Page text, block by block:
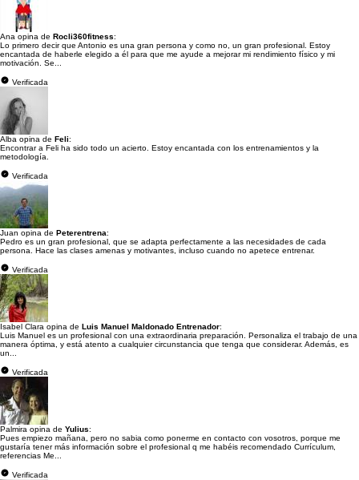
Ana opina de Rocli360fitness:
Lo primero decir que Antonio es una gran persona y como no, un gran profesional. Estoy
encantada de haberle elegido a él para que me ayude a mejorar mi rendimiento físico y mi
motivación. Se...
Verificada
Alba opina de Feli:
Encontrar a Feli ha sido todo un acierto. Estoy encantada con los entrenamientos y la
metodología.
Verificada
Juan opina de Peterentrena:
Pedro es un gran profesional, que se adapta perfectamente a las necesidades de cada
persona. Hace las clases amenas y motivantes, incluso cuando no apetece entrenar.
Verificada
Isabel Clara opina de Luis Manuel Maldonado Entrenador:
Luis Manuel es un profesional con una extraordinaria preparación. Personaliza el trabajo de una
manera óptima, y está atento a cualquier circunstancia que tenga que considerar. Además, es
un...
Verificada
Palmira opina de Yulius:
Pues empiezo mañana, pero no sabia como ponerme en contacto con vosotros, porque me
gustaría tener más información sobre el profesional q me habéis recomendado Currículum,
referencias Me...
Verificada